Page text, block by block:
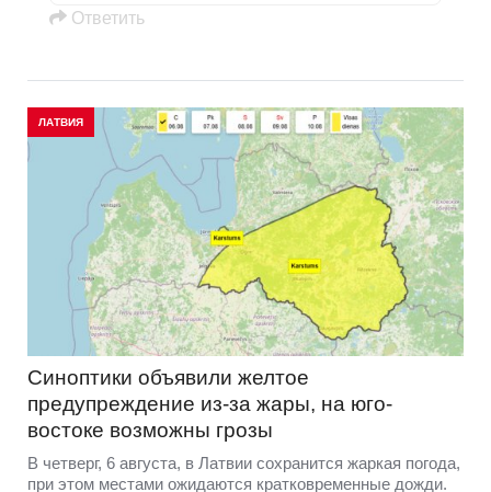
Oтветить
ЛАТВИЯ
Синоптики объявили желтое
предупреждение из-за жары, на юго-
востоке возможны грозы
В четверг, 6 августа, в Латвии сохранится жаркая погода,
при этом местами ожидаются кратковременные дожди.